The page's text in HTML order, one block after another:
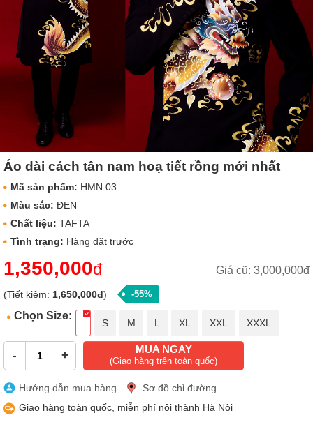
Áo dài cách tân nam hoạ tiết rồng mới nhất
Mã sản phẩm: HMN 03
Màu sắc: ĐEN
Chất liệu: TAFTA
Tình trạng: Hàng đăt trước
Giá cũ: 3,000,000đ
1,350,000đ
(Tiết kiệm: 1,650,000đ) -55%
Chọn Size:
S M L XL XXL XXXL
- + MUA NGAY
(Giao hàng trên toàn quốc)
Hướng dẫn mua hàng
Sơ đồ chỉ đường
Giao hàng toàn quốc, miễn phí nội thành Hà Nội